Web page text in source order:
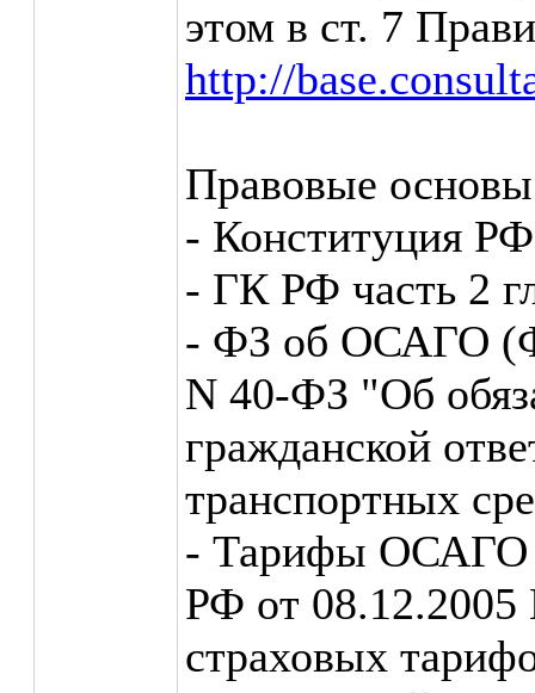
этом в ст. 7
http://
Правовые
- Конституция РФ
- ГК РФ часть 2
- ФЗ об ОСАГО
N 40-ФЗ "Об
гражданской
транспортных
- Тарифы ОСАГО
РФ от
страховых